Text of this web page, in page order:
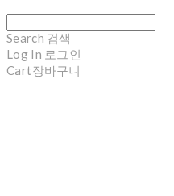
Search 검색
Log In 로그인
Cart장바구니